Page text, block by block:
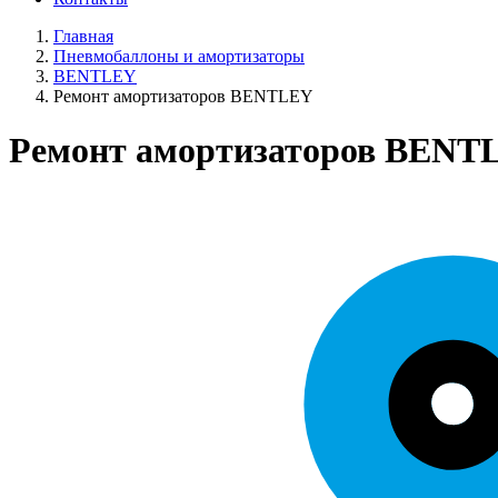
Главная
Пневмобаллоны и амортизаторы
BENTLEY
Ремонт амортизаторов BENTLEY
Ремонт амортизаторов